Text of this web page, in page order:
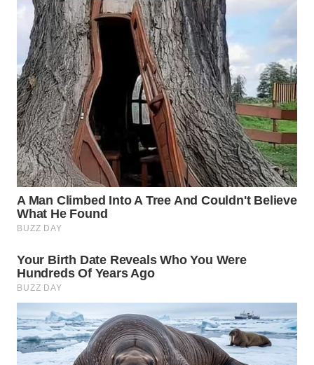
WN
KARAWANG
WN
BEKASI
WN
BOGOR
WN
DEPOK
TAPANULI
UTARA
WN
SAMOSIR
WN